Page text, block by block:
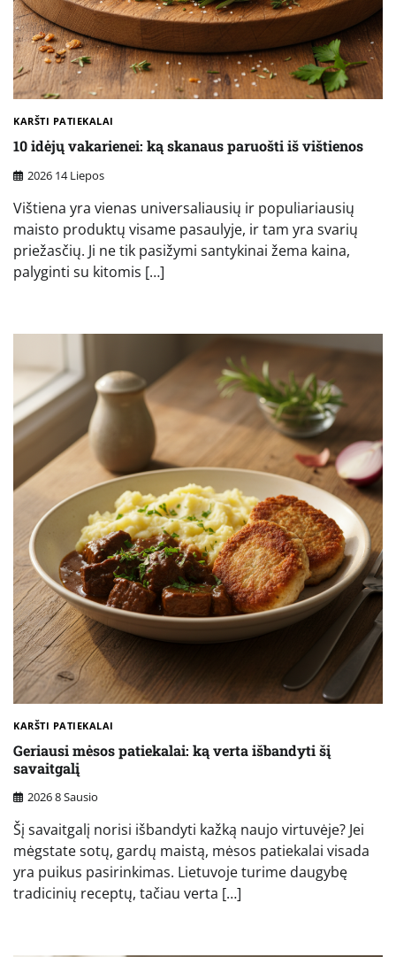
KARŠTI PATIEKALAI
10 idėjų vakarienei: ką skanaus paruošti iš vištienos
2026 14 Liepos
Vištiena yra vienas universaliausių ir populiariausių
maisto produktų visame pasaulyje, ir tam yra svarių
priežasčių. Ji ne tik pasižymi santykinai žema kaina,
palyginti su kitomis […]
KARŠTI PATIEKALAI
Geriausi mėsos patiekalai: ką verta išbandyti šį
savaitgalį
2026 8 Sausio
Šį savaitgalį norisi išbandyti kažką naujo virtuvėje? Jei
mėgstate sotų, gardų maistą, mėsos patiekalai visada
yra puikus pasirinkimas. Lietuvoje turime daugybę
tradicinių receptų, tačiau verta […]